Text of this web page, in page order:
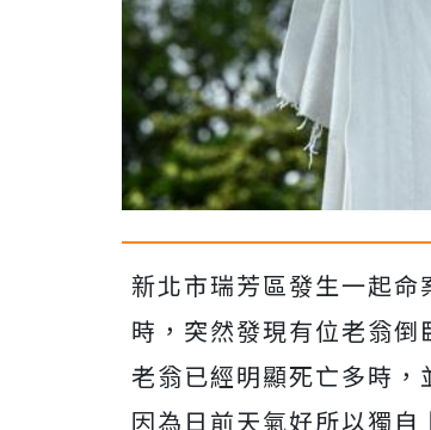
新北市瑞芳區發生一起
時，突然發現有位老翁倒
老翁已經明顯死亡多時，
因為日前天氣好所以獨